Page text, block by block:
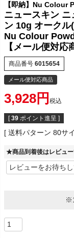
【即納】Nu
ニュースキン
ン 10g オーク
Nu Colour
【メール便対
商品番号 6015654
メール便対応商品
3,928 税込
[ 39 ポイント進呈 ]
送料パターン 80サ
★商品到着後はレビュ